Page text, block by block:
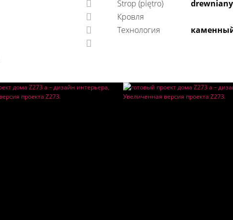
Strop (piętro)
drewniany
Кровля
технология